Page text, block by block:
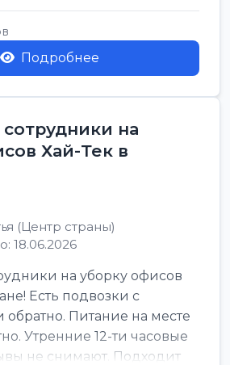
от ...
Подробнее
на
Хай-Тек в
(Центр страны)
18.06.2026
на уборку офисов
Есть подвозки с
обратно. Питание на месте
Утренние 12-ти часовые
не снимают. Подходит